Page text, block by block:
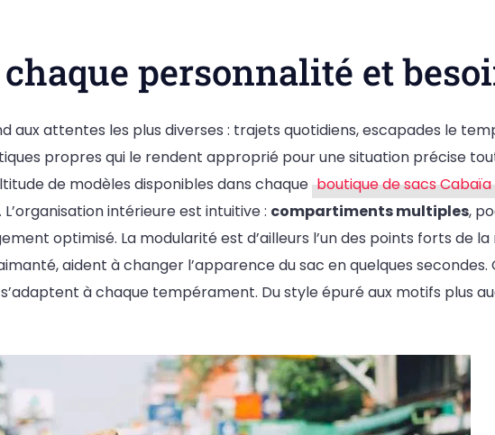
personnalité et
attentes les plus diverses : trajets quotidiens, escapades le
propres qui le rendent approprié pour une situation précise
de modèles disponibles dans chaque boutique de sacs Cabaïa
intérieure est intuitive : compartiments multiples,
optimisé. La modularité est d’ailleurs l’un des points forts de la
aident à changer l’apparence du sac en quelques secondes.
à chaque tempérament. Du style épuré aux motifs plus